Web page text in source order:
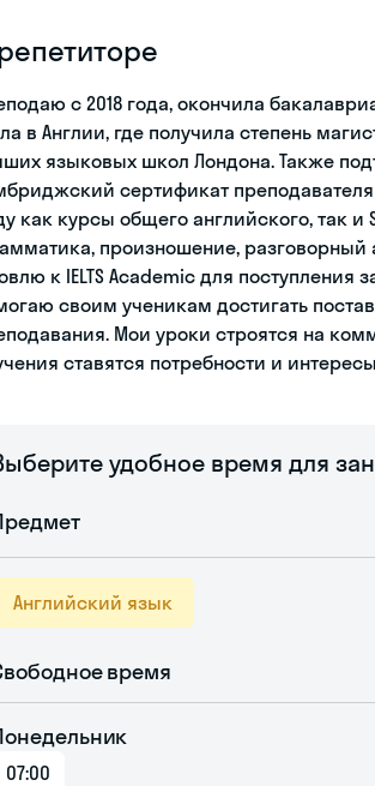
с 2018 года, окончила
в Англии, где получила степень
языковых школ Лондона. Также
сертификат преподавателя
как курсы общего английского, так
произношение,
к IELTS Academic для поступления
своим ученикам достигать
Мои уроки строятся на
ставятся потребности и
удобное время для
Английский язык
время
07:00